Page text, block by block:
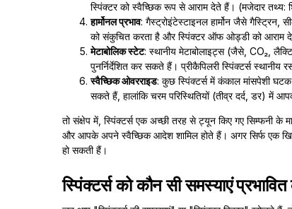
स्पिंक्टर को स्वैच्छिक रूप से आराम देते हैं। (मजेदार तथ्य:
हार्मोनल प्रभाव: गैस्ट्रोइंटेस्टाइनल हार्मोन जैसे
को संकुचित करता है और स्पिंक्टर ऑफ ओड्डी को आराम
मेटाबोलिक स्टेट: स्थानीय मेटाबोलाइट्स (जैसे, CO₂,
पुनर्निर्देशित कर सकते हैं। प्रीकैपिलरी स्पिंक्टर्स स्थानीय
स्वैच्छिक ओवरराइड: कुछ स्पिंक्टर्स में कंकाल मांसपेशी
सकते हैं, हालांकि चरम परिस्थितियों (तीव्र दर्द, डर) में
तो संक्षेप में, स्पिंक्टर्स एक अच्छी तरह से ट्यून किए गए सिम्फनी के
और आपके अपने स्वैच्छिक आदेश शामिल होते हैं। अगर सिर्फ एक
हो सकती हैं।
स्पिंक्टर्स को कौन सी समस्याएं